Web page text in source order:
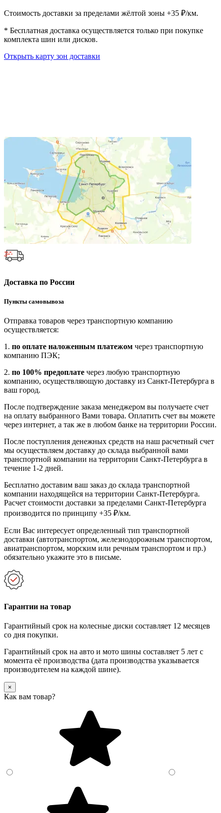
Стоимость доставки за пределами жёлтой зоны +35 ₽/км.
* Бесплатная доставка осуществляется только при покупке
комплекта шин или дисков.
Открыть карту зон доставки
Доставка по России
Пункты самовывоза
Отправка товаров через транспортную компанию
осуществляется:
1. по оплате наложенным платежом через транспортную
компанию ПЭК;
2. по 100% предоплате через любую транспортную
компанию, осуществляющую доставку из Санкт-Петербурга в
ваш город.
После подтверждение заказа менеджером вы получаете счет
на оплату выбранного Вами товара. Оплатить счет вы можете
через интернет, а так же в любом банке на территории России.
После поступления денежных средств на наш расчетный счет
мы осуществляем доставку до склада выбранной вами
транспортной компании на территории Санкт-Петербурга в
течение 1-2 дней.
Бесплатно доставим ваш заказ до склада транспортной
компании находящейся на территории Санкт-Петербурга.
Расчет стоимости доставки за пределами Санкт-Петербурга
производится по принципу +35 ₽/км.
Если Вас интересует определенный тип транспортной
доставки (автотранспортом, железнодорожным транспортом,
авиатранспортом, морским или речным транспортом и пр.)
обязательно укажите это в письме.
Гарантии на товар
Гарантийный срок на колесные диски составляет 12 месяцев
со дня покупки.
Гарантийный срок на авто и мото шины составляет 5 лет с
момента её производства (дата производства указывается
производителем на каждой шине).
×
Как вам товар?